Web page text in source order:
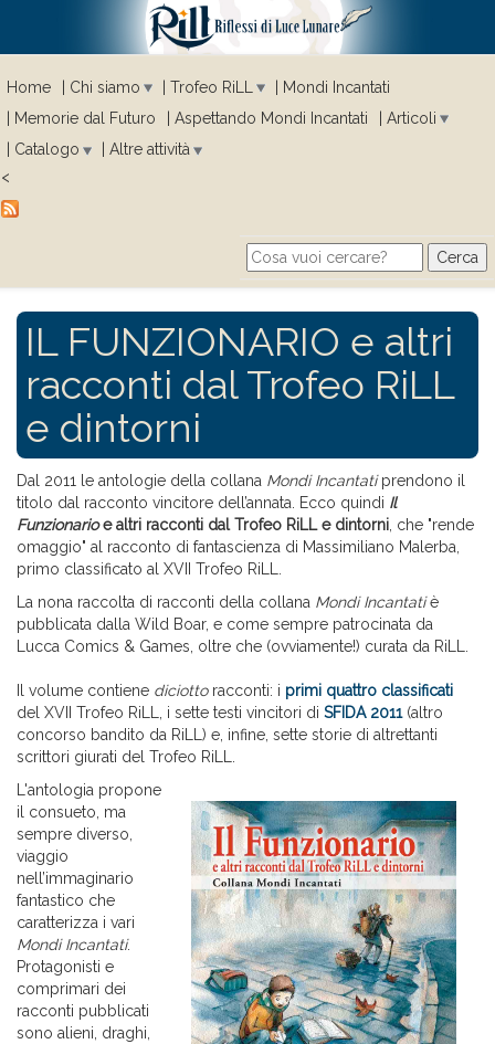
Home Chi siamo Trofeo RiLL
Mondi Incantati
Memorie dal Futuro
Aspettando Mondi Incantati
Articoli
Catalogo
Altre attività
<
Search form
Cerca
IL FUNZIONARIO e altri
racconti dal Trofeo RiLL
e dintorni
Dal 2011 le antologie della collana Mondi Incantatiprendono il
titolo dal racconto vincitore dell’annata. Ecco quindi Il
Funzionarioe altri racconti dal Trofeo RiLL e dintorni , che "rende
omaggio" al racconto di fantascienza di Massimiliano Malerba,
primo classificato al XVII Trofeo RiLL.
La nona raccolta di racconti della collana Mondi Incantatiè
pubblicata dalla Wild Boar, e come sempre patrocinata da
Lucca Comics & Games, oltre che (ovviamente!) curata da RiLL.
Il volume contiene diciottoracconti: i primi quattro classificati
del XVII Trofeo RiLL, i sette testi vincitori di SFIDA 2011(altro
concorso bandito da RiLL) e, infine, sette storie di altrettanti
scrittori giurati del Trofeo RiLL.
L'antologia propone
il consueto, ma
sempre diverso,
viaggio
nell’immaginario
fantastico che
caratterizza i vari
Mondi Incantati.
Protagonisti e
comprimari dei
racconti pubblicati
sono alieni, draghi,